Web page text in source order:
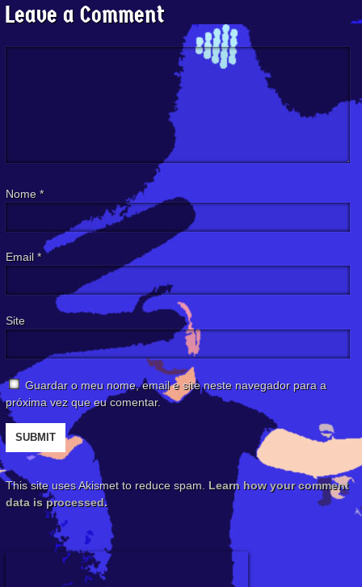
Leave a Comment
Nome *
Email *
Site
Guardar o meu nome, email e site neste navegador para a
próxima vez que eu comentar.
This site uses Akismet to reduce spam. Learn how your comment
data is processed.